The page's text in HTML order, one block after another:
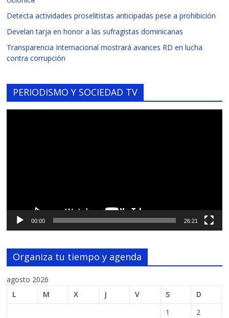
Detecta actividades proselitistas anticipadas pese a prohibición
Develan tarja en honor a las sufragistas dominicanas
Transparencia Internacional mostrará avances RD en lucha
contra corrupción
PERIODISMO Y SOCIEDAD TV
00:00 26:21
Organiza tu tiempo y agenda
agosto 2026
L
M X J V S
D
1
2